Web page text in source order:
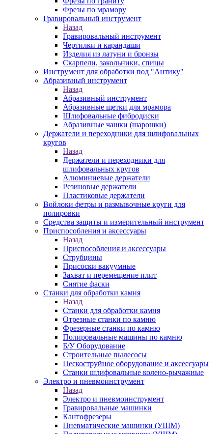
Фрезы по мрамору
Гравировальный инструмент
Назад
Гравировальный инструмент
Чертилки и карандаши
Изделия из латуни и бронзы
Скарпели, закольники, спицы
Инструмент для обработки под "Антику"
Абразивный инструмент
Назад
Абразивный инструмент
Абразивные щетки для мрамора
Шлифовальные фибродиски
Абразивные чашки (шарошки)
Держатели и переходники для шлифовальных
кругов
Назад
Держатели и переходники для
шлифовальных кругов
Алюминиевые держатели
Резиновые держатели
Пластиковые держатели
Войлоки фетры и размывочные круги для
полировки
Средства защиты и измерительный инструмент
Приспособления и аксессуары
Назад
Приспособления и аксессуары
Струбцины
Присоски вакуумные
Захват и перемещение плит
Снятие фаски
Станки для обработки камня
Назад
Станки для обработки камня
Отрезные станки по камню
Фрезерные станки по камню
Полировальные машины по камню
Б/У Оборудование
Строительные пылесосы
Пескоструйное оборудование и аксессуары
Станки шлифовальные колено-рычажные
Электро и пневмоинструмент
Назад
Электро и пневмоинструмент
Гравировальные машинки
Кантофрезеры
Пневматические машинки (УШМ)